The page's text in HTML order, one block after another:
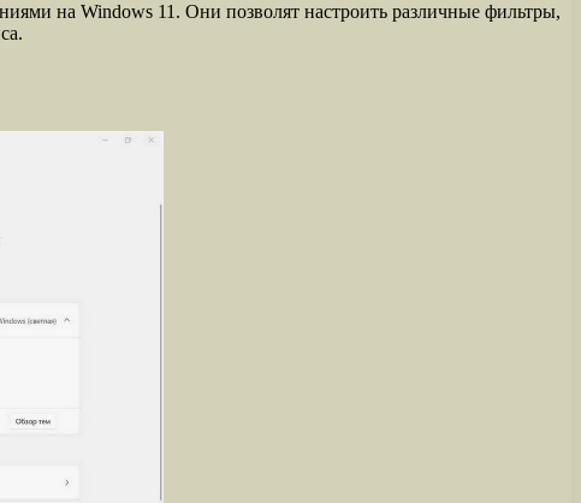
на Windows 11. Они позволят настроить различные фильтры,